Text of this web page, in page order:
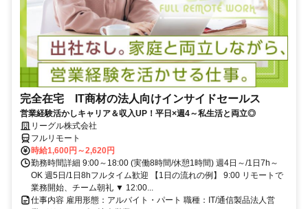
完全在宅 IT商材の法人向けインサイドセールス
営業経験活かしキャリア＆収入UP！平日×週4～私生活と両立◎
リーグル株式会社
フルリモート
時給1,600円～2,620円
勤務時間詳細 9:00～18:00 (実働8時間/休憩1時間) 週4日～/1日7h～
OK 週5日/1日8hフルタイム歓迎 【1日の流れの例】 9:00 リモートで
業務開始、チーム朝礼 ▼ 12:00...
仕事内容 雇用形態：アルバイト・パート 職種：IT/通信製品法人営